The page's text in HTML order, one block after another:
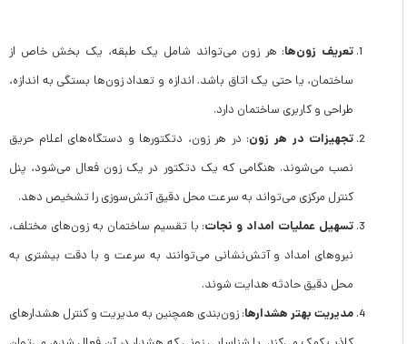
تعریف زون‌ها: هر زون می‌تواند شامل یک طبقه، یک بخش خاص از
ساختمان، یا حتی یک اتاق باشد. اندازه و تعداد زون‌ها بستگی به اندازه،
طراحی و کاربری ساختمان دارد.
تجهیزات در هر زون: در هر زون، دتکتورها و دستگاه‌های اعلام حریق
نصب می‌شوند. هنگامی که یک دتکتور در یک زون فعال می‌شود، پنل
کنترل مرکزی می‌تواند به سرعت محل دقیق آتش‌سوزی را تشخیص دهد.
تسهیل عملیات امداد و نجات: با تقسیم ساختمان به زون‌های مختلف،
نیروهای امداد و آتش‌نشانی می‌توانند به سرعت و با دقت بیشتری به
محل دقیق حادثه هدایت شوند.
مدیریت بهتر هشدارها: زون‌بندی همچنین به مدیریت و کنترل هشدارهای